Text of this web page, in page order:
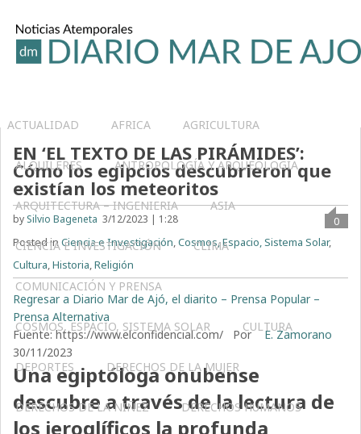
ACTUALIDAD AFRICA AGRICULTURA
ALQUILERES ANTROPOLOGÍA Y ARQUEOLOGÍA
ARQUITECTURA – INGENIERIA ASIA
CIENCIA E INVESTIGACIÓN CLIMA
COMUNICACIÓN Y PRENSA
COSMOS, ESPACIO, SISTEMA SOLAR CULTURA
DEPORTES DERECHOS DE LA MUJER
DERECHOS DE LA NIÑEZ DERECHOS HUMANOS
EN ‘EL TEXTO DE LAS PIRÁMIDES’:
Cómo los egipcios descubrieron que
existían los meteoritos
by Silvio Bageneta 3/12/2023 | 1:28
0
Posted inCiencia e Investigación,Cosmos, Espacio, Sistema Solar,
Cultura,Historia,Religión
Regresar a Diario Mar de Ajó, el diarito – Prensa Popular –
Prensa Alternativa
Fuente: https://www.elconfidencial.com/ PorE. Zamorano
30/11/2023
Una egiptóloga onubense
descubre a través de la lectura de
los jeroglíficos la profunda